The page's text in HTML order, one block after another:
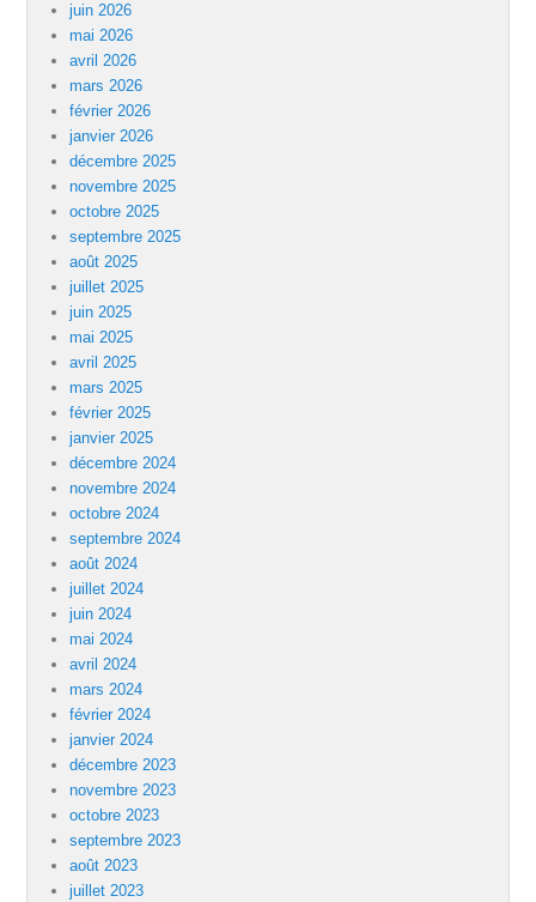
juin 2026
mai 2026
avril 2026
mars 2026
février 2026
janvier 2026
décembre 2025
novembre 2025
octobre 2025
septembre 2025
août 2025
juillet 2025
juin 2025
mai 2025
avril 2025
mars 2025
février 2025
janvier 2025
décembre 2024
novembre 2024
octobre 2024
septembre 2024
août 2024
juillet 2024
juin 2024
mai 2024
avril 2024
mars 2024
février 2024
janvier 2024
décembre 2023
novembre 2023
octobre 2023
septembre 2023
août 2023
juillet 2023